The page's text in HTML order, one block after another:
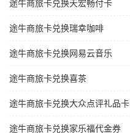
途牛商旅卡兑换天宏畅付卡
途牛商旅卡兑换瑞幸咖啡
途牛商旅卡兑换网易云音乐
途牛商旅卡兑换喜茶
途牛商旅卡兑换大众点评礼品卡
途牛商旅卡兑换家乐福代金券